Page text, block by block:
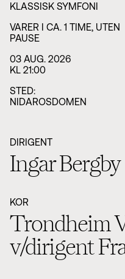
03 AUG. 2026
KL 21:00
KLASSISK SYMFONI
VARER I CA. 1 TIME, UTEN
PAUSE
STED:
NIDAROSDOMEN
DIRIGENT
Ingar Bergby
KOR
Trondheim
v/dirigent